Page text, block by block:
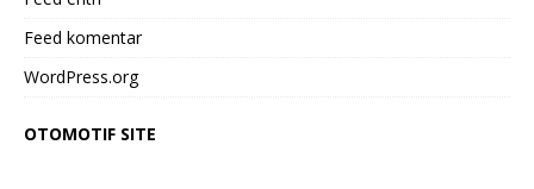
Feed komentar
WordPress.org
OTOMOTIF SITE